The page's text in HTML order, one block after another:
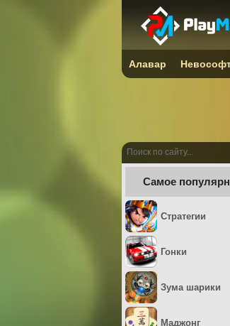
Самое
Стратегии
Гонки
Зума шарики
Маджонг
Алавар